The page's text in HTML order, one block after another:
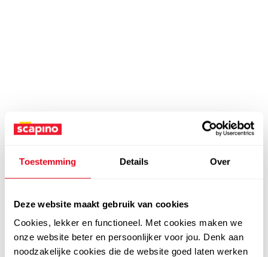
Toestemming Details Over
Deze website maakt gebruik van cookies
Cookies, lekker en functioneel. Met cookies maken we
onze website beter en persoonlijker voor jou. Denk aan
noodzakelijke cookies die de website goed laten werken